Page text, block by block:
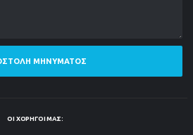
ΜΗΝΎΜΑΤΟΣ
ΟΙ ΧΟΡΗΓΟΊ ΜΑΣ: